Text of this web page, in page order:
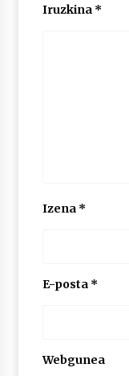
Iruzkina *
Izena *
E-posta *
Webgunea